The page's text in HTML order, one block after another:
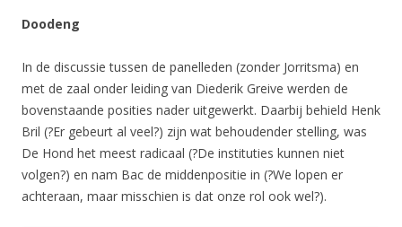
Doodeng
In de discussie tussen de panelleden (zonder Jorritsma) en
met de zaal onder leiding van Diederik Greive werden de
bovenstaande posities nader uitgewerkt. Daarbij behield Henk
Bril (?Er gebeurt al veel?) zijn wat behoudender stelling, was
De Hond het meest radicaal (?De instituties kunnen niet
volgen?) en nam Bac de middenpositie in (?We lopen er
achteraan, maar misschien is dat onze rol ook wel?).